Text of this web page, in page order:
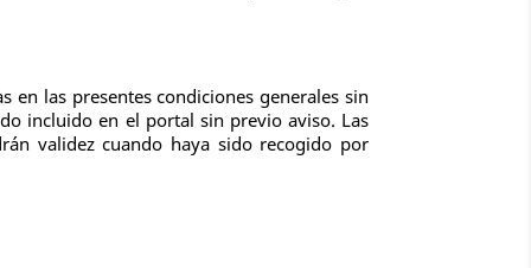
en las presentes condiciones generales sin
incluido en el portal sin previo aviso. Las
validez cuando haya sido recogido por